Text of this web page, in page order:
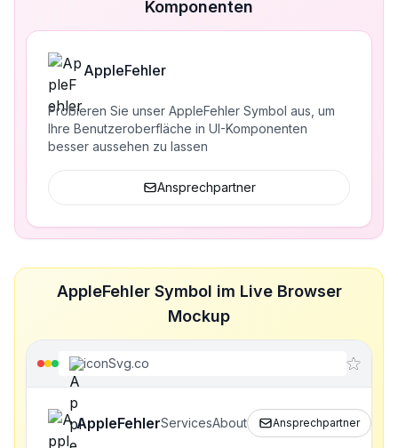
Komponenten
AppleFehler
Probieren Sie unser AppleFehler Symbol aus, um
Ihre Benutzeroberfläche in UI-Komponenten
besser aussehen zu lassen
Ansprechpartner
AppleFehler Symbol im Live Browser
Mockup
iconSvg.co
AppleFehlerServicesAbout Ansprechpartner